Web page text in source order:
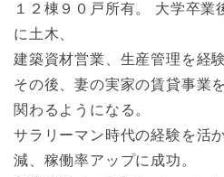
１２棟９０戸所有。 大学卒業
に土木、
建築資材営業、生産管理を経験
その後、妻の実家の賃貸事業
関わるようになる。
サラリーマン時代の経験を活
減、稼働率アップに成功。